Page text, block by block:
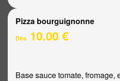
Pizza bourguignonne
Dès 10.00 €
Base sauce tomate, fromage,